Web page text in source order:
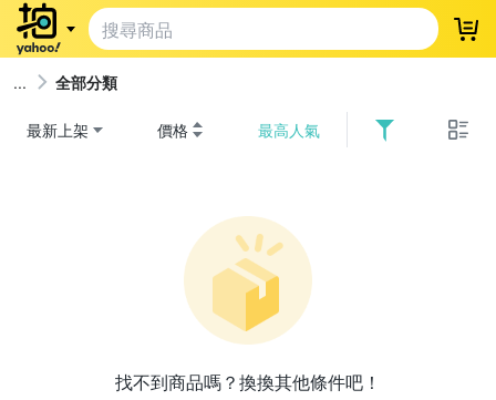
登
全部分類
最新上架 價格 最高人氣
找不到商品嗎？換換其他條件吧！